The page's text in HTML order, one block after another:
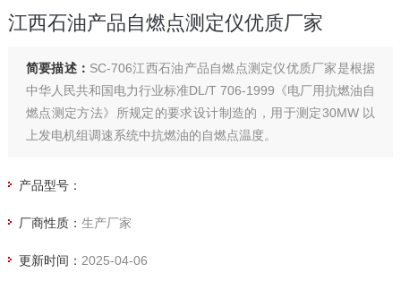
江西石油产品自燃点测定仪优质厂家
简要描述： SC-706江西石油产品自燃点测定仪优质厂家是根据
中华人民共和国电力行业标准DL/T 706-1999《电厂用抗燃油自
燃点测定方法》所规定的要求设计制造的，用于测定30MW 以
上发电机组调速系统中抗燃油的自燃点温度。
产品型号：
厂商性质： 生产厂家
更新时间： 2025-04-06